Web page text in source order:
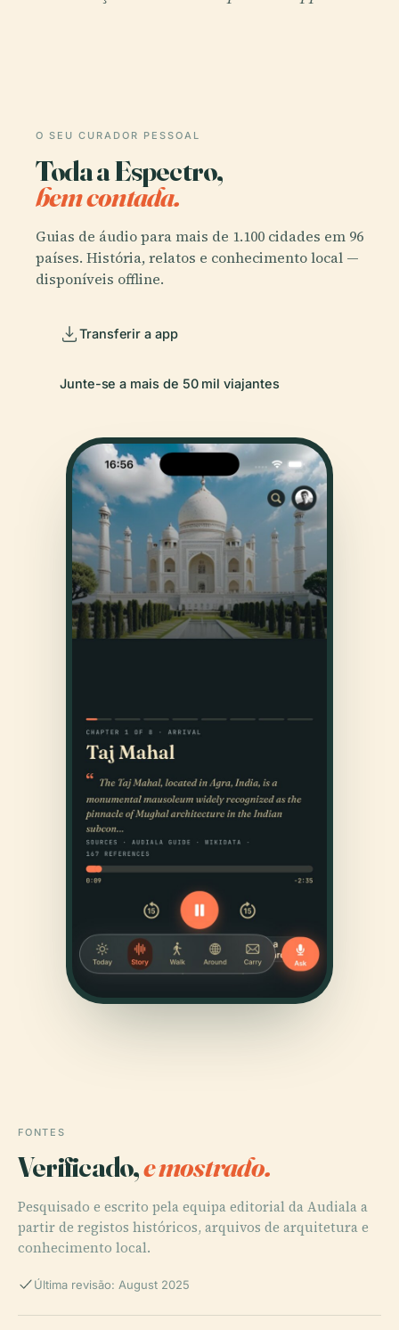
O SEU CURADOR PESSOAL
Toda a Espectro,
bem contada.
Guias de áudio para mais de 1.100 cidades em 96
países. História, relatos e conhecimento local —
disponíveis offline.
Transferir a app
Junte-se a mais de 50 mil viajantes
FONTES
Verificado,e mostrado.
Pesquisado e escrito pela equipa editorial da Audiala a
partir de registos históricos, arquivos de arquitetura e
conhecimento local.
Última revisão: August 2025